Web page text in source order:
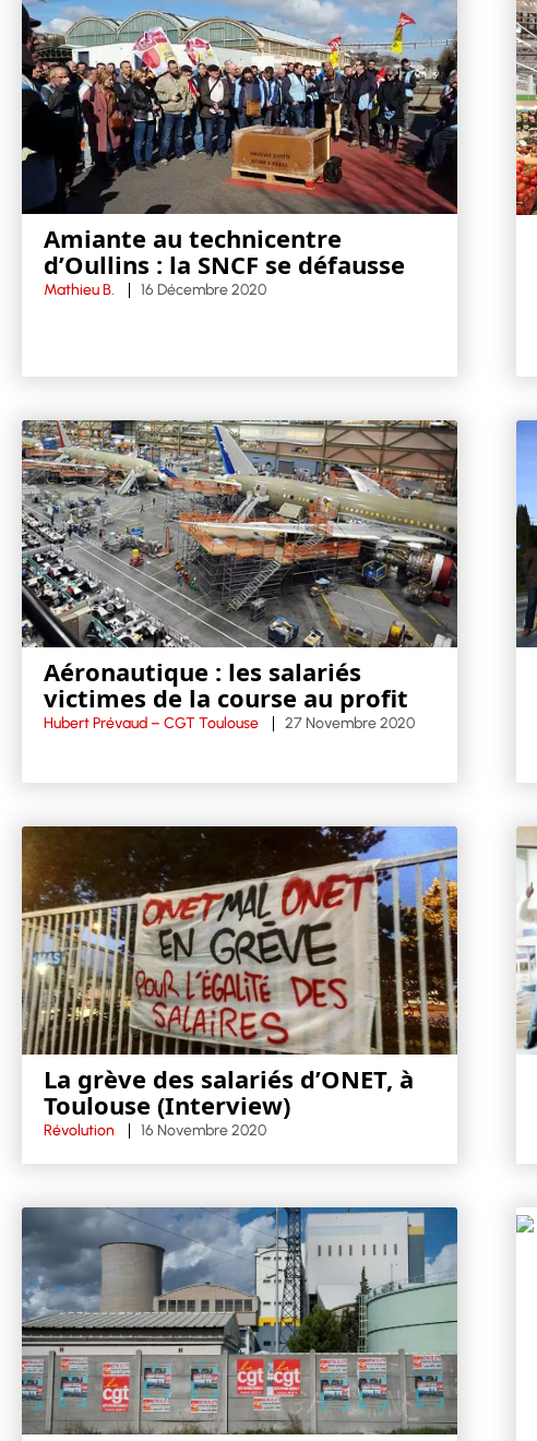
Amiante au technicentre
d’Oullins : la SNCF se défausse
Mathieu B. 16 Décembre 2020
Aéronautique : les salariés
victimes de la course au profit
Hubert Prévaud – CGT Toulouse 27 Novembre 2020
La grève des salariés d’ONET, à
Toulouse (Interview)
Révolution 16 Novembre 2020